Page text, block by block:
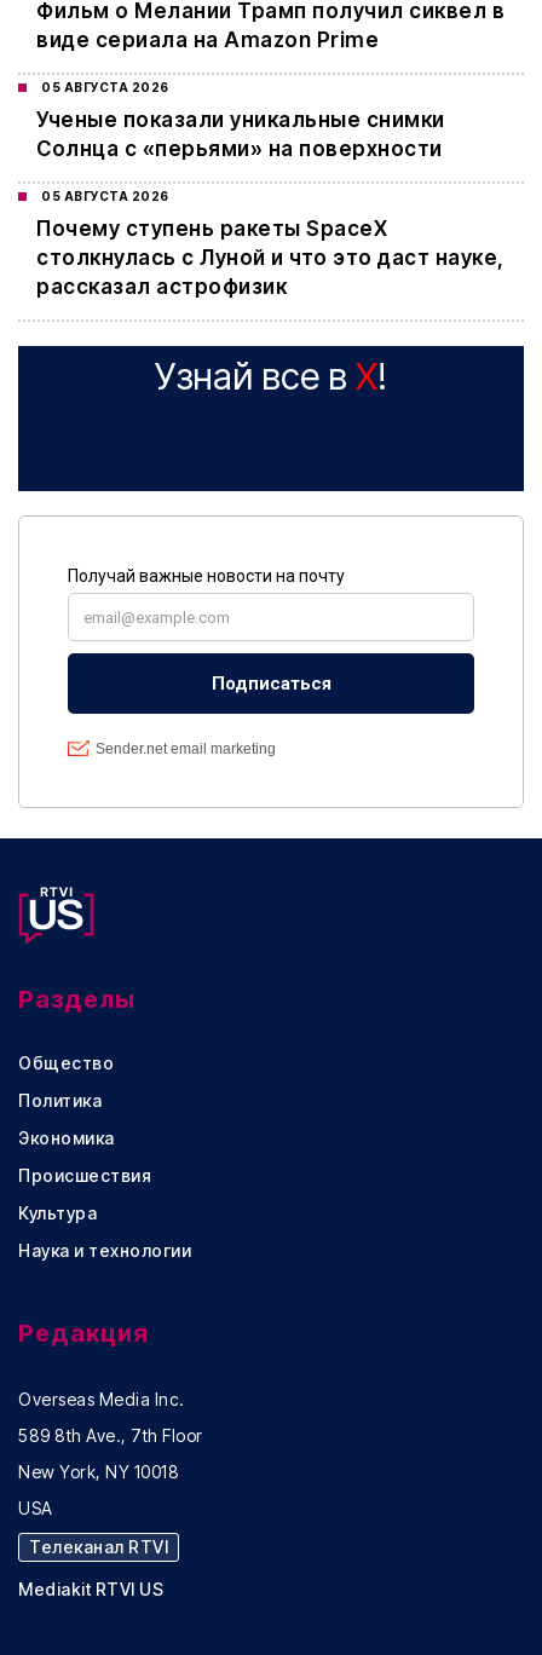
Фильм о Мелании Трамп получил сиквел в
виде сериала на Amazon Prime
05 АВГУСТА 2026
Ученые показали уникальные снимки
Солнца с «перьями» на поверхности
05 АВГУСТА 2026
Почему ступень ракеты SpaceX
столкнулась с Луной и что это даст науке,
рассказал астрофизик
Узнай все в X!
Разделы
Общество
Политика
Экономика
Происшествия
Культура
Наука и технологии
Редакция
Overseas Media Inc.
589 8th Ave., 7th Floor
New York, NY 10018
USA
Телеканал RTVI
Mediakit RTVI US